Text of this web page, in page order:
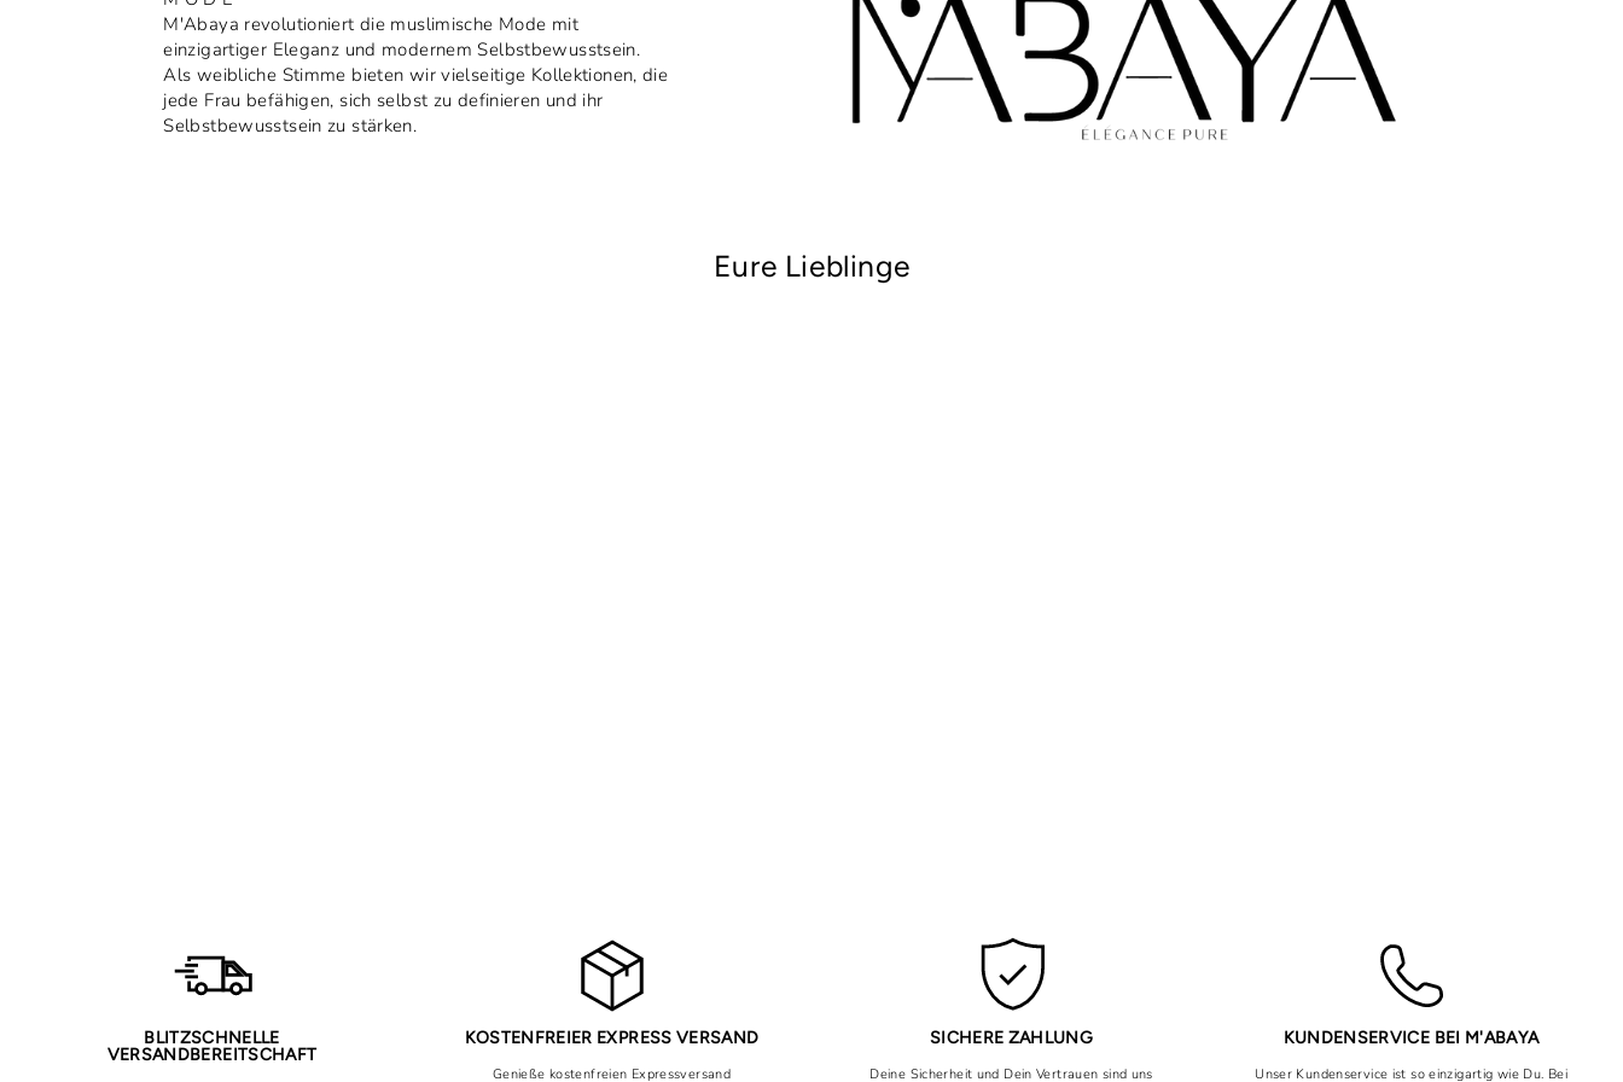
M'Abaya revolutioniert die muslimische Mode mit
einzigartiger Eleganz und modernem Selbstbewusstsein.
Als weibliche Stimme bieten wir vielseitige Kollektionen, die
jede Frau befähigen, sich selbst zu definieren und ihr
Selbstbewusstsein zu stärken.
Eure Lieblinge
BLITZSCHNELLE
VERSANDBEREITSCHAFT
KOSTENFREIER EXPRESS VERSAND
Genieße kostenfreien Expressversand
SICHERE ZAHLUNG
Deine Sicherheit und Dein Vertrauen sind uns
KUNDENSERVICE BEI M'ABAYA
Unser Kundenservice ist so einzigartig wie Du. Bei